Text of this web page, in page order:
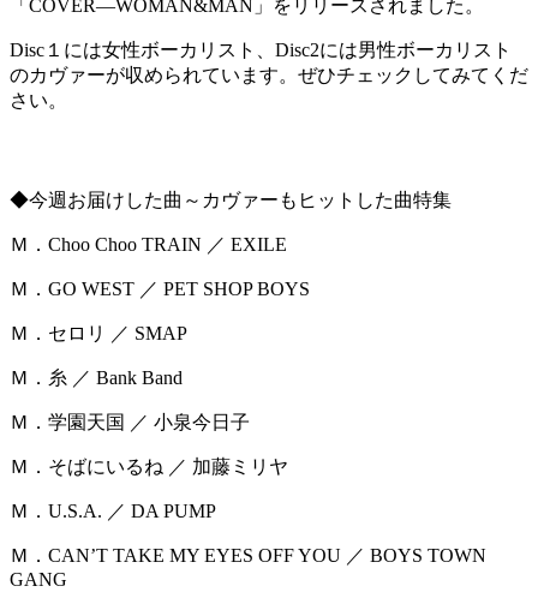
「COVER―WOMAN&MAN」をリリースされました。
Disc１には女性ボーカリスト、Disc2には男性ボーカリスト
のカヴァーが収められています。ぜひチェックしてみてくだ
さい。
◆今週お届けした曲～カヴァーもヒットした曲特集
Ｍ．Choo Choo TRAIN ／ EXILE
Ｍ．GO WEST ／ PET SHOP BOYS
Ｍ．セロリ ／ SMAP
Ｍ．糸 ／ Bank Band
Ｍ．学園天国 ／ 小泉今日子
Ｍ．そばにいるね ／ 加藤ミリヤ
Ｍ．U.S.A. ／ DA PUMP
Ｍ．CAN’T TAKE MY EYES OFF YOU ／ BOYS TOWN
GANG